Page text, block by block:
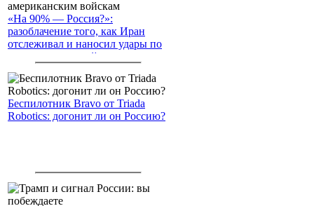
«На 90% — Россия?»:
разоблачение того, как Иран
отслеживал и наносил удары по
американским войскам
Беспилотник Bravo от Triada
Robotics: догонит ли он Россию?